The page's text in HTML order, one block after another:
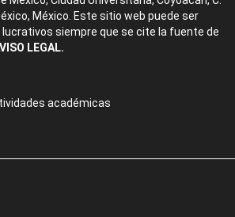
México. Este sitio web puede ser
siempre que se cite la fuente de
LEGAL.
académicas